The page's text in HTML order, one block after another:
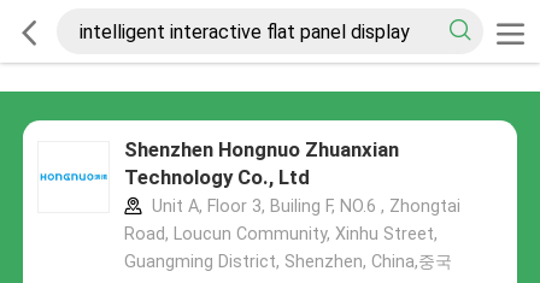
Shenzhen Hongnuo Zhuanxian
Technology Co., Ltd
Unit A, Floor 3, Builing F, NO.6 , Zhongtai
Road, Loucun Community, Xinhu Street,
Guangming District, Shenzhen, China,중국